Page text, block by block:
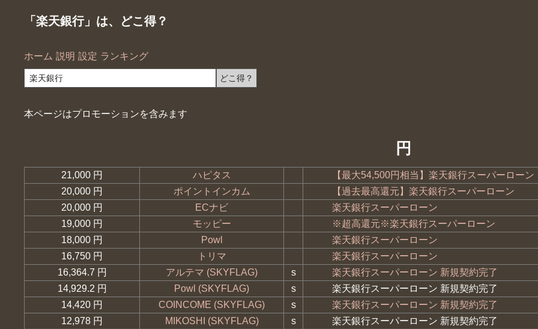
「楽天銀行」は、どこ得？
ホーム 説明 設定 ランキング
本ページはプロモーションを含みます
円
21,000 円 ハピタス
【最大54,500円相当】楽天銀行スーパーローン
20,000 円
ポイントインカム
【過去最高還元】楽天銀行スーパーローン
20,000 円
ECナビ
楽天銀行スーパーローン
19,000 円
モッピー
※超高還元※楽天銀行スーパーローン
18,000 円
Powl
楽天銀行スーパーローン
16,750 円
トリマ
楽天銀行スーパーローン
16,364.7 円
アルテマ (SKYFLAG) s
楽天銀行スーパーローン 新規契約完了
14,929.2 円
Powl (SKYFLAG) s
楽天銀行スーパーローン 新規契約完了
14,420 円
COINCOME (SKYFLAG) s
楽天銀行スーパーローン 新規契約完了
12,978 円
MIKOSHI (SKYFLAG) s 楽天銀行スーパーローン 新規契約完了